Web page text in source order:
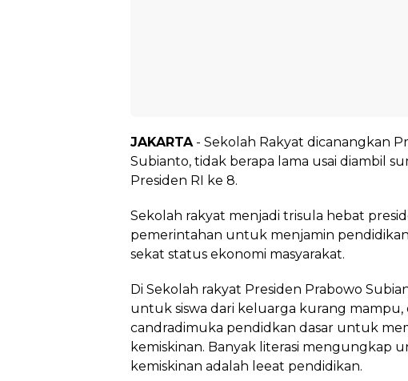
JAKARTA- Sekolah Rakyat dicanangkan
Subianto, tidak berapa lama usai diambil
Presiden RI ke 8.
Sekolah rakyat menjadi trisula hebat
pemerintahan untuk menjamin
sekat status ekonomi masyarakat.
Di Sekolah rakyat Presiden Prabowo
untuk siswa dari keluarga kurang mampu,
candradimuka pendidkan dasar untuk
kemiskinan. Banyak literasi mengungkap
kemiskinan adalah leeat pendidikan.